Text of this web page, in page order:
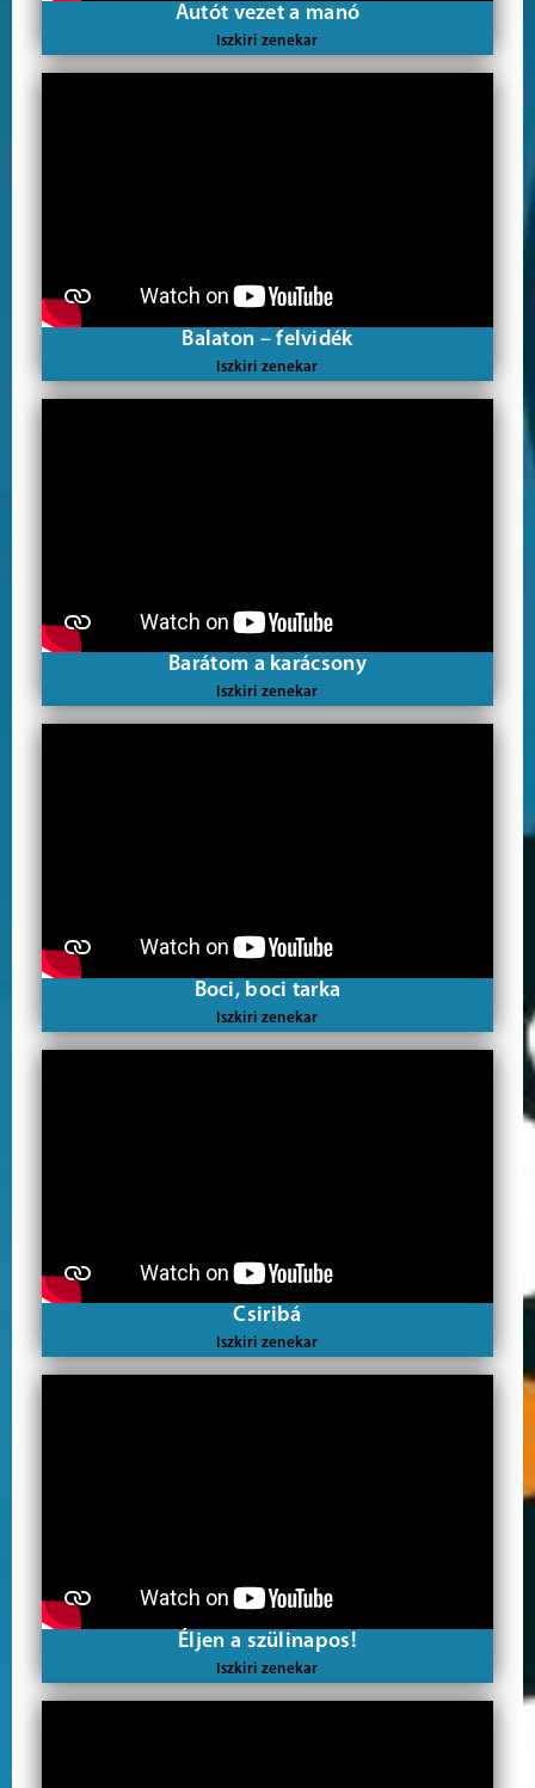
Autót vezet a manó
Iszkiri zenekar
Balaton – felvidék
Iszkiri zenekar
Barátom a karácsony
Iszkiri zenekar
Boci, boci tarka
Iszkiri zenekar
Csiribá
Iszkiri zenekar
Éljen a szülinapos!
Iszkiri zenekar